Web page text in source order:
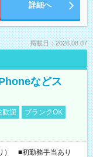
詳細へ
掲載日：2026.08.07
などス
歓迎
ブランクOK
） ■初勤務手当あり